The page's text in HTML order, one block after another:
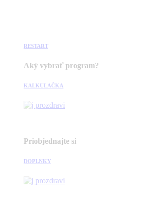
RESTART
Aký vybrať program?
KALKULAČKA
Priobjednajte si
DOPLNKY